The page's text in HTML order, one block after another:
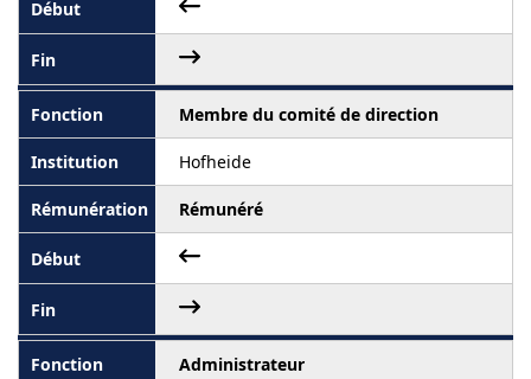
Membre du comité de direction
Hofheide
Rémunéré
Administrateur